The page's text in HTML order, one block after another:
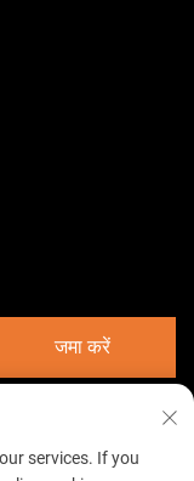
जमा करें
services. If you